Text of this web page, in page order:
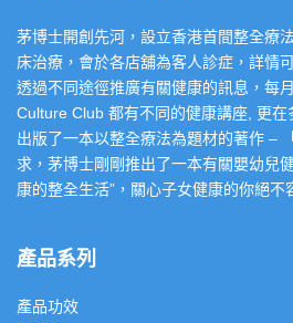
茅博士開創先河，設立香港首間整全療
床治療，會於各店舖為客人診症，詳情
透過不同途徑推廣有關健康的訊息，每
Culture Club 都有不同的健康講座, 更
出版了一本以整全療法為題材的著作 –
求，茅博士剛剛推出了一本有關嬰幼兒
康的整全生活”，關心子女健康的你絕不
產品系列
產品功效